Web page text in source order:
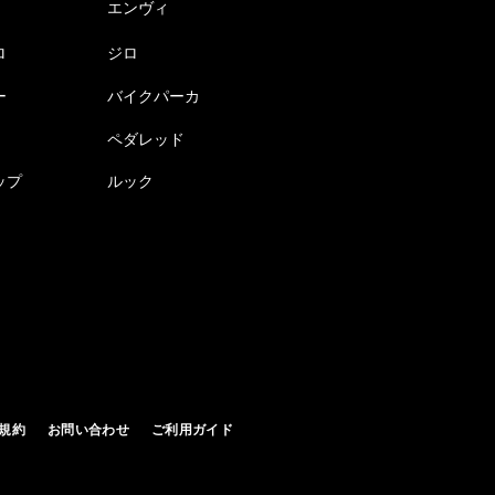
エンヴィ
ジロ
バイクパーカ
ペダレッド
プ ルック
約 お問い合わせ ご利用ガイド